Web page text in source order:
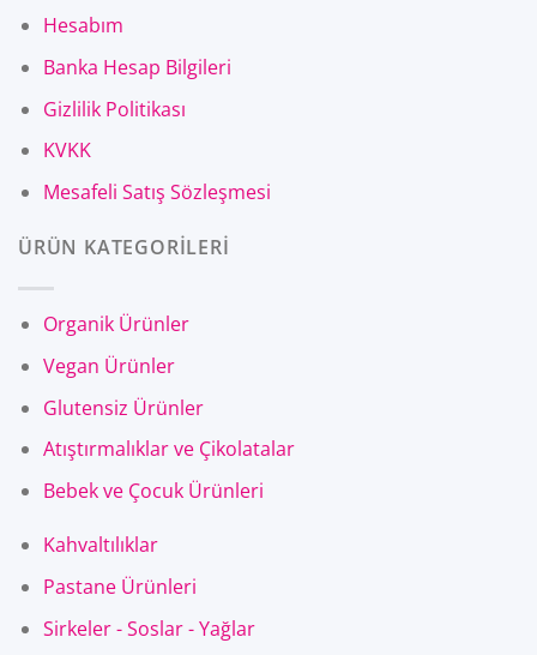
Hesabım
Banka Hesap Bilgileri
Gizlilik Politikası
KVKK
Mesafeli Satış Sözleşmesi
ÜRÜN KATEGORİLERİ
Organik Ürünler
Vegan Ürünler
Glutensiz Ürünler
Atıştırmalıklar ve Çikolatalar
Bebek ve Çocuk Ürünleri
Kahvaltılıklar
Pastane Ürünleri
Sirkeler - Soslar - Yağlar